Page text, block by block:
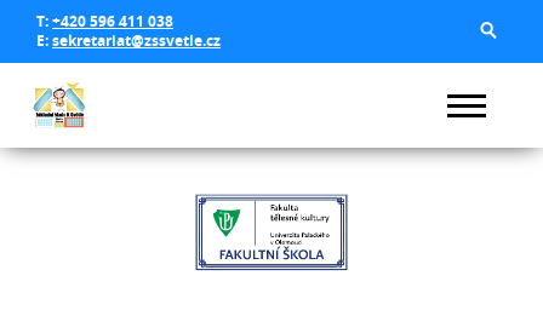
T:+420 596 411 038
E:sekretariat@zssvetle.cz